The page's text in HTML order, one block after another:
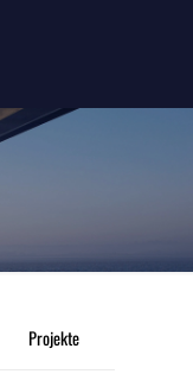
Projekte